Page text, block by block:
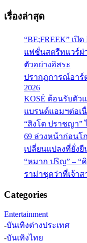
เรื่องล่าสุด
“BE;FREEK” เปิ
แฟชั่นสตรีทแวร์ผ่
ตัวอย่างอิสระ
ปรากฏการณ์อาร์ต
2026
KOSÉ ต้อนรับตัว
แบรนด์แอมฯต่อเ
“สิงโต ปราชญา”
69 ล่วงหน้าก่อนโ
เปลี่ยนแปลงที่ยั่งยื
“หมาก ปริญ” – “
ราม่าชุดว่าที่เจ้า
Categories
Entertainment
-บันเทิงต่างประเทศ
-บันเทิงไทย